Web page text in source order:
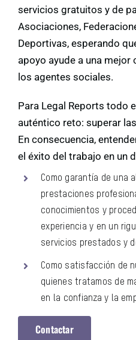
servicios gratuitos y de
Asociaciones,
Deportivas, esperando
apoyo ayude a una
los agentes sociales.
Para Legal Reports todo
auténtico reto: superar
En consecuencia,
el éxito del trabajo en un
Como garantía de una
prestaciones
conocimientos y
experiencia y en un
servicios prestados y
Como satisfacción de
quienes tratamos de
en la confianza y la
Contactar